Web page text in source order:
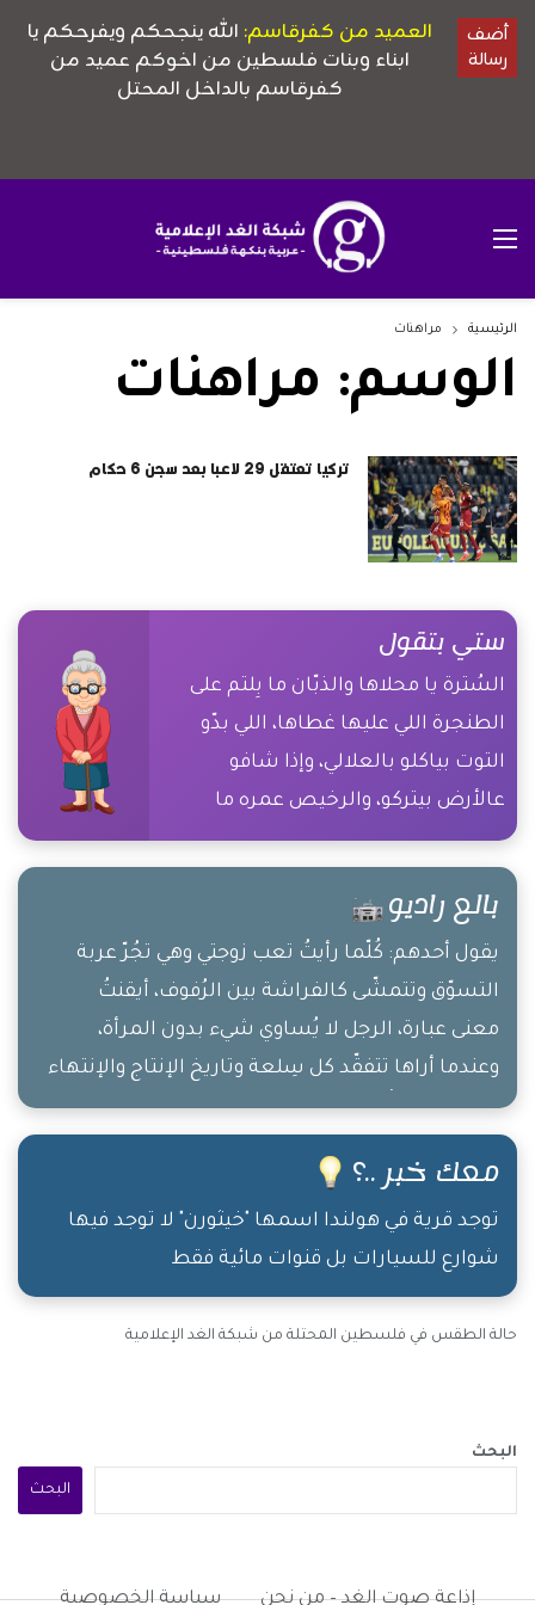
الرئيسية مراهنات
الوسم: مراهنات
تركيا تعتقل 29 لاعبا بعد سجن 6 حكام
ستي بتقول
السُترة يا محلاها والذبّان ما بِلتم على
الطنجرة اللي عليها غطاها، اللي بدّو
التوت بياكلو بالعلالي، وإذا شافو
عالأرض بيتركو، والرخيص عمره ما
بِصير غالي
بالع راديو
يقول أحدهم: كُلّما رأيتُ تعب زوجتي وهي تجُرّ عربة
التسوّق وتتمشّى كالفراشة بين الرُفوف، أيقنتُ
معنى عبارة، الرجل لا يُساوي شيء بدون المرأة،
وعندما أراها تتفقّد كل سِلعة وتاريخ الإنتاج والإنتهاء
أيقنتُ لماذا تُعتبر المرأة النصف الكامل للمجتمع،
الخُضار والفواكه، أيقنتُ صدق مَن قال ؛ المرأة طاقة
لا تنضبْ، وعندما رأيتُ قيمة فاتورة التسوّق، أيقنتُ
لماذا كان أبو جهل يقوم بـ دفنهنّ وهُنّ أحياء.
معك خبر ..؟
توجد قرية في هولندا اسمها "خيثورن" لا توجد فيها
شوارع للسيارات بل قنوات مائية فقط
حالة الطقس في فلسطين المحتلة من شبكة الغد الإعلامية
البحث
البحث
إذاعة صوت الغد – من نحن سياسة الخصوصية